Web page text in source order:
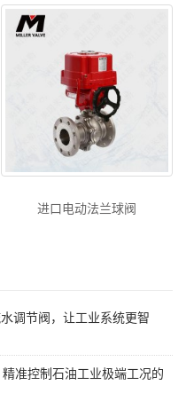
进口电动法兰球阀
调节阀，让工业系统更智
准控制石油工业极端工况的